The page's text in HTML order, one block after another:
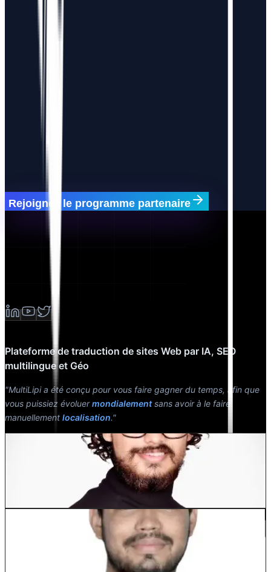
Rejoignez le programme partenaire
Plateforme de traduction de sites Web par IA, SEO
multilingue et Géo
"MultiLipi a été conçu pour vous faire gagner du temps, afin que
vous puissiez évoluermondialementsans avoir à le faire
manuellement localisation."
Co-fondateur @MultiLipi
Kunal Singh Shekhawat